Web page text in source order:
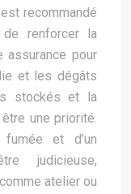
recommandé
de renforcer la
assurance pour
et les dégâts
stockés et la
une priorité.
fumée et d’un
judicieuse,
atelier ou